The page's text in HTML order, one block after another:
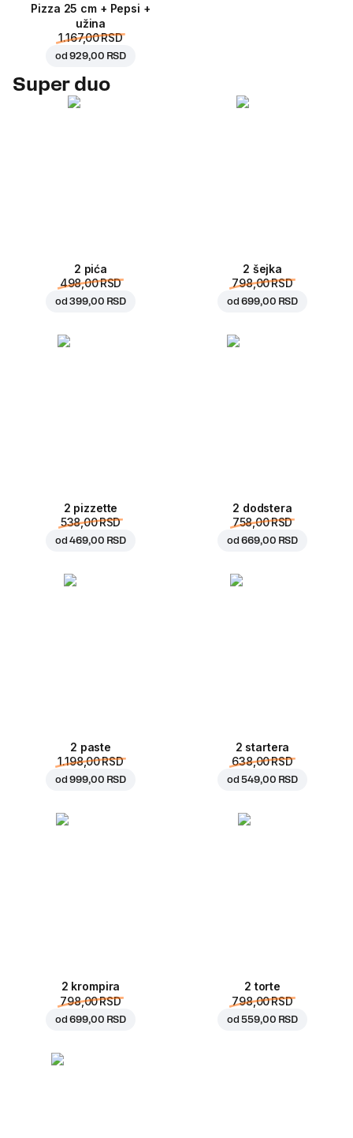
Pizza 25 cm + Pepsi +
užina
1.167,00 RSD
od929,00 RSD
Super duo
2 pića
498,00 RSD
od399,00 RSD
2 šejka
798,00 RSD
od699,00 RSD
2 pizzette
538,00 RSD
od469,00 RSD
2 dodstera
758,00 RSD
od669,00 RSD
2 paste
1.198,00 RSD
od999,00 RSD
2 startera
638,00 RSD
od549,00 RSD
2 krompira
798,00 RSD
od699,00 RSD
2 torte
798,00 RSD
od559,00 RSD